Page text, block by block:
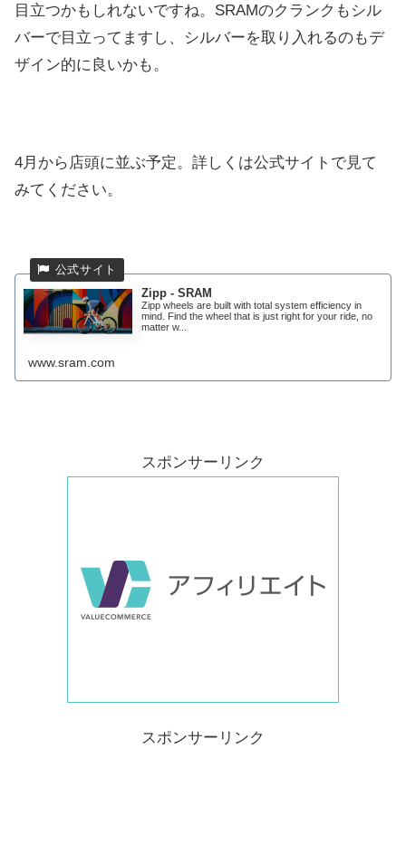
目立つかもしれないですね。SRAMのクランクもシル
バーで目立ってますし、シルバーを取り入れるのもデ
ザイン的に良いかも。
4月から店頭に並ぶ予定。詳しくは公式サイトで見て
みてください。
Zipp - SRAM
Zipp wheels are built with total system efficiency in
mind. Find the wheel that is just right for your ride, no
matter w...
www.sram.com
スポンサーリンク
スポンサーリンク